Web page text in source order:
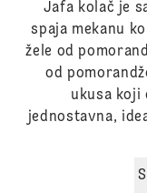
Jafa kolač je
spaja mekanu
žele od
od
ukusa koji
jednostavna,